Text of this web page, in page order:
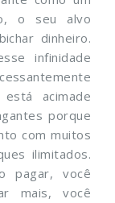
o seu alvo
dinheiro.
infinidade
acimade
porque
com muitos
ilimitados.
pagar, você
mais, você